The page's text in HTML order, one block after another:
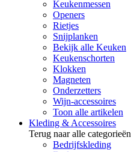
Keukenmessen
Openers
Rietjes
Snijplanken
Bekijk alle Keuken
Keukenschorten
Klokken
Magneten
Onderzetters
Wijn-accessoires
Toon alle artikelen
Kleding & Accessoires
Terug naar alle categorieën
Bedrijfskleding